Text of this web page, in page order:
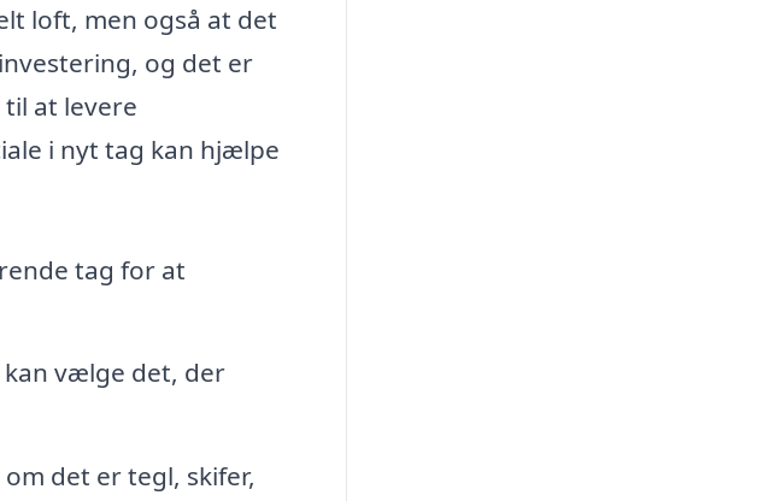
loft, men også at det
og det er
at levere
i nyt tag kan hjælpe
tag for at
kan vælge det, der
det er tegl, skifer,